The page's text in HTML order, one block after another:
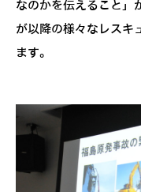
なのかを伝えること」
が以降の様々なレスキ
ます。